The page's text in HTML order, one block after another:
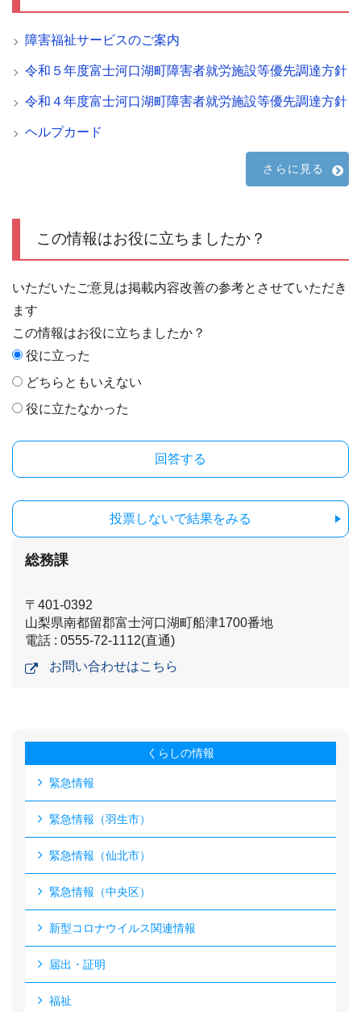
障害福祉サービスのご案内
令和５年度富士河口湖町障害者就労施設等優先調達方針
令和４年度富士河口湖町障害者就労施設等優先調達方針
ヘルプカード
さらに見る
この情報はお役に立ちましたか？
いただいたご意見は掲載内容改善の参考とさせていただき
ます
この情報はお役に立ちましたか？
役に立った
どちらともいえない
役に立たなかった
投票しないで結果をみる
総務課
〒401-0392
山梨県南都留郡富士河口湖町船津1700番地
電話 : 0555-72-1112(直通)
お問い合わせはこちら
くらしの情報
緊急情報
緊急情報（羽生市）
緊急情報（仙北市）
緊急情報（中央区）
新型コロナウイルス関連情報
届出・証明
福祉